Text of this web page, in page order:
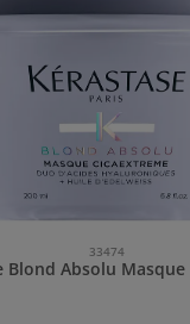
33474
Blond Absolu